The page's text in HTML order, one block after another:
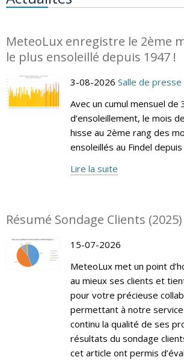
MeteoLux enregistre le 2ème
le plus ensoleillé depuis 1947 !
3-08-2026 Salle de presse
Avec un cumul mensuel de
d’ensoleillement, le mois
hisse au 2ème rang des
ensoleillés au Findel
Lire la suite
Résumé Sondage Clients (2025)
15-07-2026
MeteoLux met un point
au mieux ses clients et
pour votre précieuse
permettant à notre service
continu la qualité de ses
résultats du sondage
cet article ont permis